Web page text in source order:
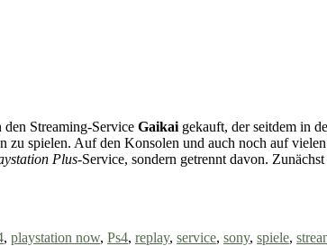
Streaming-Service Gaikai gekauft, der seitdem in
spielen. Auf den Konsolen und auch noch auf
Plus-Service, sondern getrennt davon.
, playstation now, Ps4, replay, service, sony, spiele,